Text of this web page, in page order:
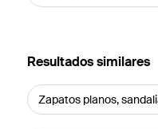
Resultados similares
Zapatos planos,